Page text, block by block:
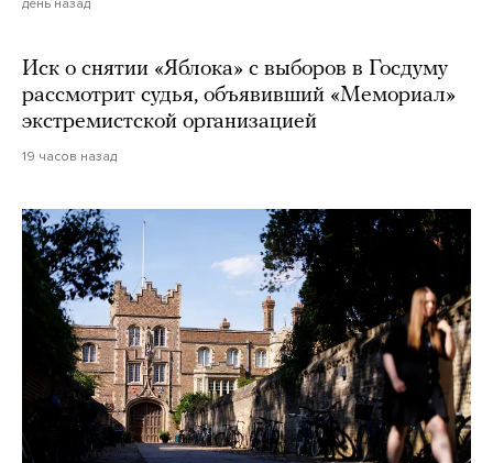
день назад
Иск о снятии «Яблока» с выборов в Госдуму
рассмотрит судья, объявивший «Мемориал»
экстремистской организацией
19 часов назад